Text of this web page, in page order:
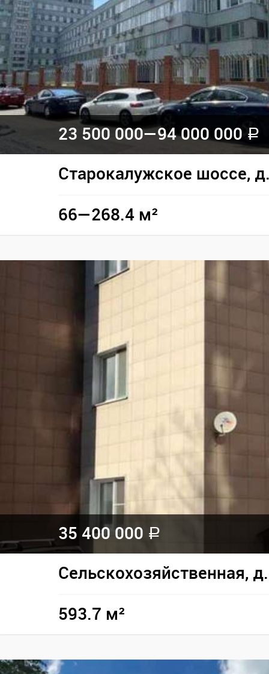
23 500 000—94 000 000 a
Старокалужское шоссе,
66—268.4 м²
35 400 000 a
Сельскохозяйственная,
593.7 м²